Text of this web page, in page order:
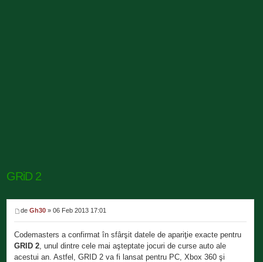
GRiD 2
deGh30 » 06 Feb 2013 17:01
Codemasters a confirmat în sfârşit datele de apariţie exacte pentru
GRID 2 , unul dintre cele mai aşteptate jocuri de curse auto ale
acestui an. Astfel, GRID 2 va fi lansat pentru PC, Xbox 360 şi